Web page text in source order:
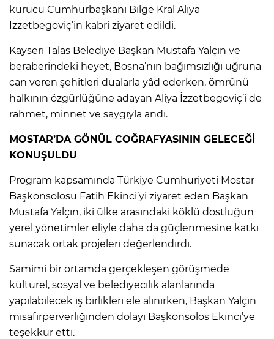
kurucu Cumhurbaşkanı Bilge Kral Aliya
İzzetbegoviç’in kabri ziyaret edildi.
Kayseri Talas Belediye Başkan Mustafa Yalçın ve
beraberindeki heyet, Bosna’nın bağımsızlığı uğruna
can veren şehitleri dualarla yâd ederken, ömrünü
halkının özgürlüğüne adayan Aliya İzzetbegoviç’i de
rahmet, minnet ve saygıyla andı.
MOSTAR’DA GÖNÜL COĞRAFYASININ GELECEĞİ
KONUŞULDU
Program kapsamında Türkiye Cumhuriyeti Mostar
Başkonsolosu Fatih Ekinci’yi ziyaret eden Başkan
Mustafa Yalçın, iki ülke arasındaki köklü dostluğun
yerel yönetimler eliyle daha da güçlenmesine katkı
sunacak ortak projeleri değerlendirdi.
Samimi bir ortamda gerçekleşen görüşmede
kültürel, sosyal ve belediyecilik alanlarında
yapılabilecek iş birlikleri ele alınırken, Başkan Yalçın
misafirperverliğinden dolayı Başkonsolos Ekinci’ye
teşekkür etti.